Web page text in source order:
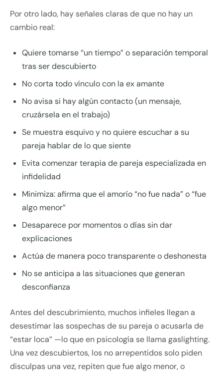
Por otro lado, hay señales claras de que no hay un
cambio real:
Quiere tomarse “un tiempo” o separación temporal
tras ser descubierto
No corta todo vínculo con la ex amante
No avisa si hay algún contacto (un mensaje,
cruzársela en el trabajo)
Se muestra esquivo y no quiere escuchar a su
pareja hablar de lo que siente
Evita comenzar terapia de pareja especializada en
infidelidad
Minimiza: afirma que el amorío “no fue nada” o “fue
algo menor”
Desaparece por momentos o días sin dar
explicaciones
Actúa de manera poco transparente o deshonesta
No se anticipa a las situaciones que generan
desconfianza
Antes del descubrimiento, muchos infieles llegan a
desestimar las sospechas de su pareja o acusarla de
“estar loca” —lo que en psicología se llama gaslighting.
Una vez descubiertos, los no arrepentidos solo piden
disculpas una vez, repiten que fue algo menor, o